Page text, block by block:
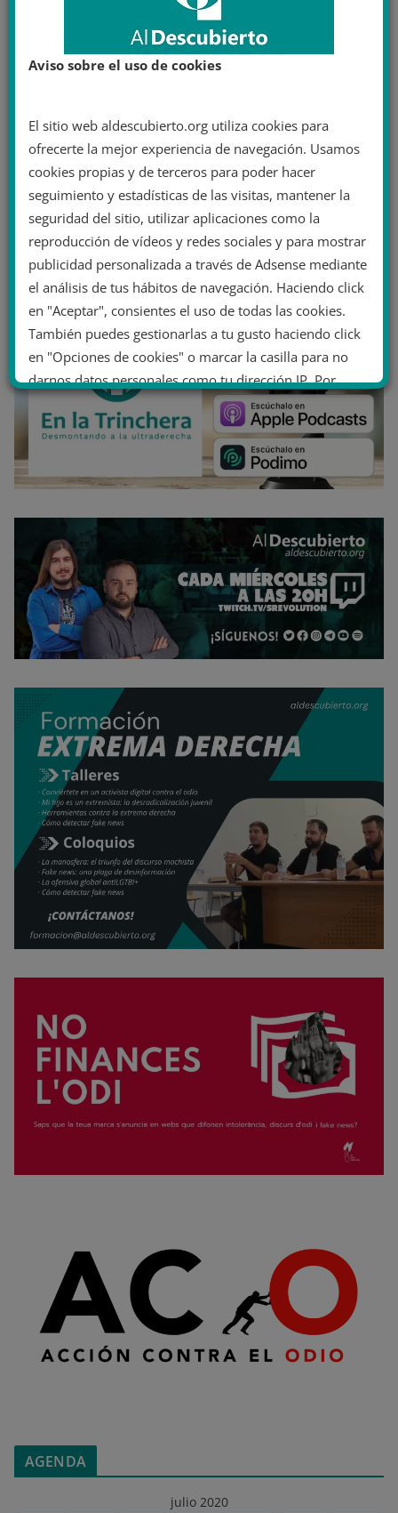
AGENDA
julio 2020
Aviso sobre el uso de cookies
El sitio web aldescubierto.org utiliza cookies para
ofrecerte la mejor experiencia de navegación. Usamos
cookies propias y de terceros para poder hacer
seguimiento y estadísticas de las visitas, mantener la
seguridad del sitio, utilizar aplicaciones como la
reproducción de vídeos y redes sociales y para mostrar
publicidad personalizada a través de Adsense mediante
el análisis de tus hábitos de navegación. Haciendo click
en "Aceptar", consientes el uso de todas las cookies.
También puedes gestionarlas a tu gusto haciendo click
en "Opciones de cookies" o marcar la casilla para no
darnos datos personales como tu dirección IP. Por
último, puedes leer nuestra Política de cookies.
No dar mi información personal
.
Opciones de cookies Aceptar cookies
Política de cookies